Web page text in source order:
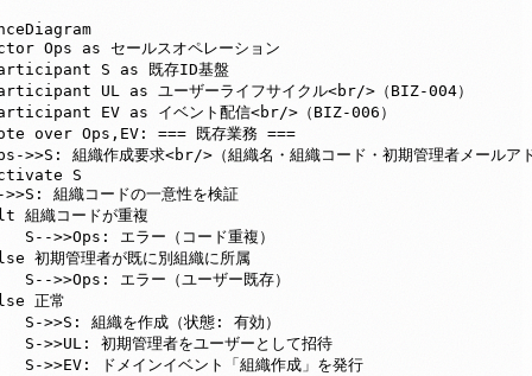
Ops as セールスオペレーション
S as 既存ID基盤
UL as ユーザーライフサイクル<br/>（BIZ-004）
EV as イベント配信<br/>（BIZ-006）
over Ops,EV: === 既存業務 ===
>>S: 組織作成要求<br/>（組織名・組織コード・初期管理者メールア
S
組織コードの一意性を検証
組織コードが重複
S-->>Ops: エラー（コード重複）
初期管理者が既に別組織に所属
S-->>Ops: エラー（ユーザー既存）
正常
S->>S: 組織を作成（状態: 有効）
S->>UL: 初期管理者をユーザーとして招待
S->>EV: ドメインイベント「組織作成」を発行